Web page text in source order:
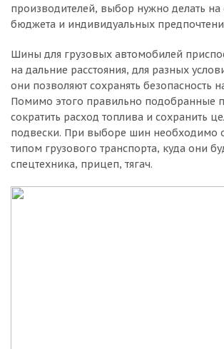
производителей, выбор нужно делать на
бюджета и индивидуальных
Шины для грузовых автомобилей
на дальние расстояния, для разных
они позволяют сохранять безопасность
Помимо этого правильно подобранные
сократить расход топлива и сохранить
подвески. При выборе шин необходимо
типом грузового транспорта, куда они
спецтехника, прицеп, тягач.